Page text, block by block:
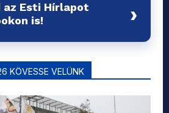
az Esti Hírlapot
is!
›
KÖVESSE VELÜNK